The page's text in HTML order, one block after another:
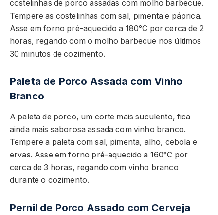
costelinhas de porco assadas com molho barbecue.
Tempere as costelinhas com sal, pimenta e páprica.
Asse em forno pré-aquecido a 180°C por cerca de 2
horas, regando com o molho barbecue nos últimos
30 minutos de cozimento.
Paleta de Porco Assada com Vinho
Branco
A paleta de porco, um corte mais suculento, fica
ainda mais saborosa assada com vinho branco.
Tempere a paleta com sal, pimenta, alho, cebola e
ervas. Asse em forno pré-aquecido a 160°C por
cerca de 3 horas, regando com vinho branco
durante o cozimento.
Pernil de Porco Assado com Cerveja